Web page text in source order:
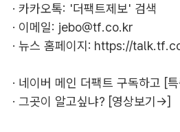
· 카카오톡: '더팩트제보' 검색
· 이메일: jebo@tf.co.kr
· 뉴스 홈페이지: https://
· 네이버 메인 더팩트 구독하고 [
· 그곳이 알고싶냐? [영상보기→]